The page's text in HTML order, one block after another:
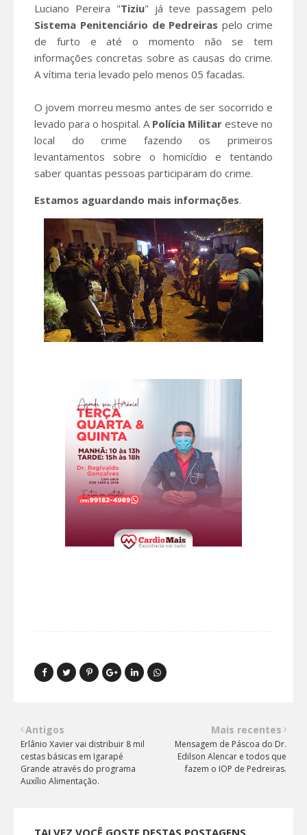
Luciano Pereira "Tiziu" já teve passagem pelo
Sistema Penitenciário de Pedreiras pelo crime
de furto e até o momento não se tem
informações concretas sobre as causas do crime.
A vítima teria levado pelo menos 05 facadas.
O jovem morreu mesmo antes de ser socorrido e
levado para o hospital. A Polícia Militar esteve no
local do crime fazendo os primeiros
levantamentos sobre o homicídio e tentando
saber quantas pessoas participaram do crime.
Estamos aguardando mais informações.
Mais recentes
Mensagem de Páscoa do Dr.
Edilson Alencar e todos que
fazem o IOP de Pedreiras.
Antigos
Erlânio Xavier vai distribuir 8 mil
cestas básicas em Igarapé
Grande através do programa
Auxílio Alimentação.
TALVEZ VOCÊ GOSTE DESTAS POSTAGENS